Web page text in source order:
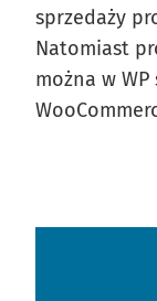
sprzedaży
Natomiast
można w